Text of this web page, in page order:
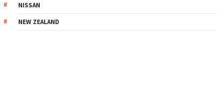
NISSAN
NEW ZEALAND